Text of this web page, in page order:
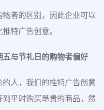
者的区别，因此企业可以
特广告创意。
与节礼日的购物者偏好
人，我们的推特广告创意
平时购买昂贵的商品，然